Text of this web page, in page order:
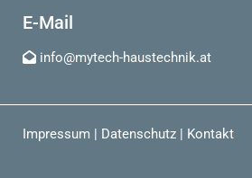
E-Mail
 info@mytech-haustechnik.at
Impressum Datenschutz Kontakt